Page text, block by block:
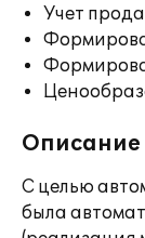
Учет
Описание
С целью
была